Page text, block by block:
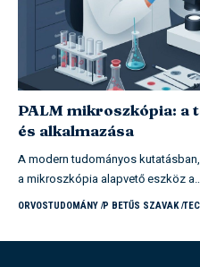
PALM mikroszkópia: a
és alkalmazása
A modern tudományos
a mikroszkópia alapvető eszköz
ORVOSTUDOMÁNY P BETŰS SZAVAK